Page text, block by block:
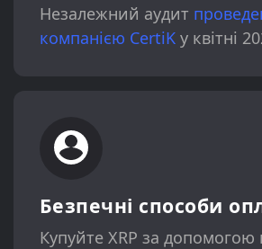
Незалежний аудит
компанією CertiKу квітні
Безпечні способи
Купуйте XRP за допомогою